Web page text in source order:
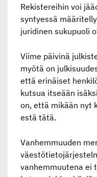
Rekistereihin voi
syntyessä
juridinen sukupuoli
Viime päivinä
myötä on
että erinäiset
kutsua itseään
on, että mikään nyt
estä tätä.
Vanhemmuuden
vanhemmuutena ei